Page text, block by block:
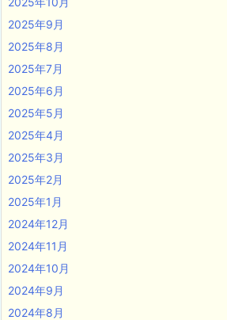
2025年9月
2025年8月
2025年7月
2025年6月
2025年5月
2025年4月
2025年3月
2025年2月
2025年1月
2024年12月
2024年11月
2024年10月
2024年9月
2024年8月